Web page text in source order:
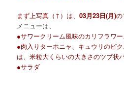
まず上写真（↑）は、03月23日(月)の
メニューは、
●サワークリーム風味のカリフラワ
●肉入りターホニャ、キュウリのピ
は、米粒大くらいの大きさのツブ状
●サラダ